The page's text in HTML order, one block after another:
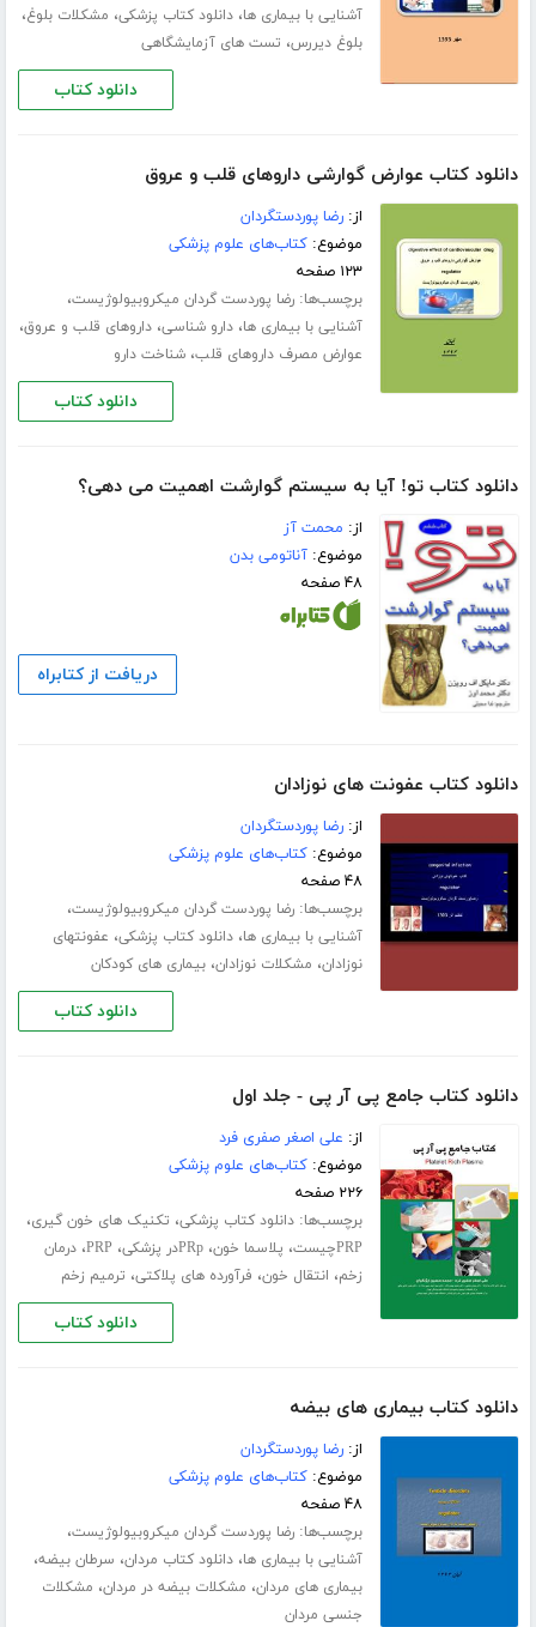
آشنایی با بیماری ها،دانلود کتاب پزشکی، مشکلات بلوغ،
بلوغ دیررس، تست های آزمایشگاهی
دانلود کتاب
دانلود کتاب عوارض گوارشی داروهای قلب و عروق
از:رضا پوردستگردان
موضوع:کتاب‌های علوم پزشکی
۱۲۳ صفحه
برچسب‌ها:رضا پوردست گردان میکروبیولوژیست،
آشنایی با بیماری ها،دارو شناسی،داروهای قلب و عروق،
عوارض مصرف داروهای قلب،شناخت دارو
دانلود کتاب
دانلود کتاب تو! آیا به سیستم گوارشت اهمیت می دهی؟
از: محمت آز
موضوع:آناتومی بدن
۴۸ صفحه
دریافت از کتابراه
دانلود کتاب عفونت های نوزادان
از:رضا پوردستگردان
موضوع:کتاب‌های علوم پزشکی
۴۸ صفحه
برچسب‌ها:رضا پوردست گردان میکروبیولوژیست،
آشنایی با بیماری ها،دانلود کتاب پزشکی، عفونتهای
نوزادان، مشکلات نوزادان،بیماری های کودکان
دانلود کتاب
دانلود کتاب جامع پی آر پی - جلد اول
از: علی اصغر صفری فرد
موضوع:کتاب‌های علوم پزشکی
۲۲۶ صفحه
برچسب‌ها:دانلود کتاب پزشکی، تکنیک های خون گیری،
PRPچیست ، پلاسما خون،PRpدر پزشکی ، PRP،درمان
زخم، انتقال خون، فرآورده های پلاکتی، ترمیم زخم
دانلود کتاب
دانلود کتاب بیماری های بیضه
از:رضا پوردستگردان
موضوع:کتاب‌های علوم پزشکی
۴۸ صفحه
برچسب‌ها:رضا پوردست گردان میکروبیولوژیست،
آشنایی با بیماری ها،دانلود کتاب مردان، سرطان بیضه،
بیماری های مردان، مشکلات بیضه در مردان، مشکلات
جنسی مردان